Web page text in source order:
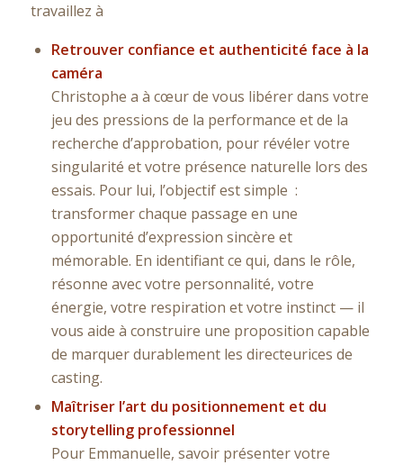
travaillez à
Retrouver confiance et authenticité face à la
caméra
Christophe a à cœur de vous libérer dans votre
jeu des pressions de la performance et de la
recherche d’approbation, pour révéler votre
singularité et votre présence naturelle lors des
essais. Pour lui, l’objectif est simple :
transformer chaque passage en une
opportunité d’expression sincère et
mémorable. En identifiant ce qui, dans le rôle,
résonne avec votre personnalité, votre
énergie, votre respiration et votre instinct — il
vous aide à construire une proposition capable
de marquer durablement les directeurices de
casting.
Maîtriser l’art du positionnement et du
storytelling professionnel
Pour Emmanuelle, savoir présenter votre